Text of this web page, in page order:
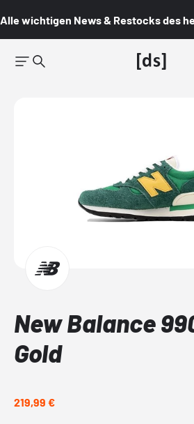
Alle wichtigen News & Restocks des
New Balance
Gold
219,99 €